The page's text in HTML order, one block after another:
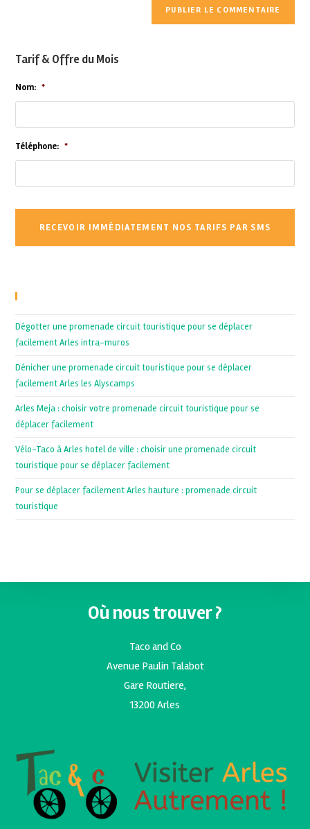
Tarif & Offre du Mois
Nom: *
Téléphone: *
Dégotter une promenade circuit touristique pour se déplacer
facilement Arles intra-muros
Dénicher une promenade circuit touristique pour se déplacer
facilement Arles les Alyscamps
Arles Meja : choisir votre promenade circuit touristique pour se
déplacer facilement
Vélo-Taco à Arles hotel de ville : choisir une promenade circuit
touristique pour se déplacer facilement
Pour se déplacer facilement Arles hauture : promenade circuit
touristique
Où nous trouver ?
Taco and Co
Avenue Paulin Talabot
Gare Routiere,
13200 Arles